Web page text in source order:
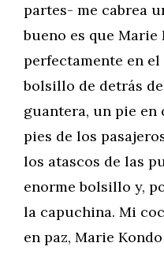
partes- me cabrea
bueno es que Marie
perfectamente en
bolsillo de detrás
guantera, un pie en
pies de los
los atascos de las
enorme bolsillo y,
la capuchina. Mi
en paz, Marie